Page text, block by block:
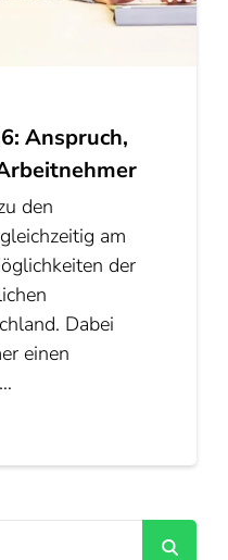
Anspruch,
den
am
der
Dabei
einen